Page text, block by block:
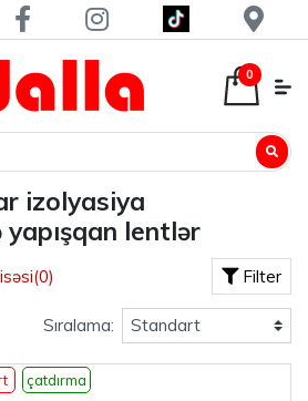
0
izolyasiya
lentlər
Filter
Sıralama:
çatdırma